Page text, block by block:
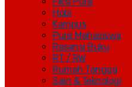
Hobi
Kampus
Puisi Mahasiswa
Resensi Buku
RT / RW
Rumah Tangga
Sain & Teknologi